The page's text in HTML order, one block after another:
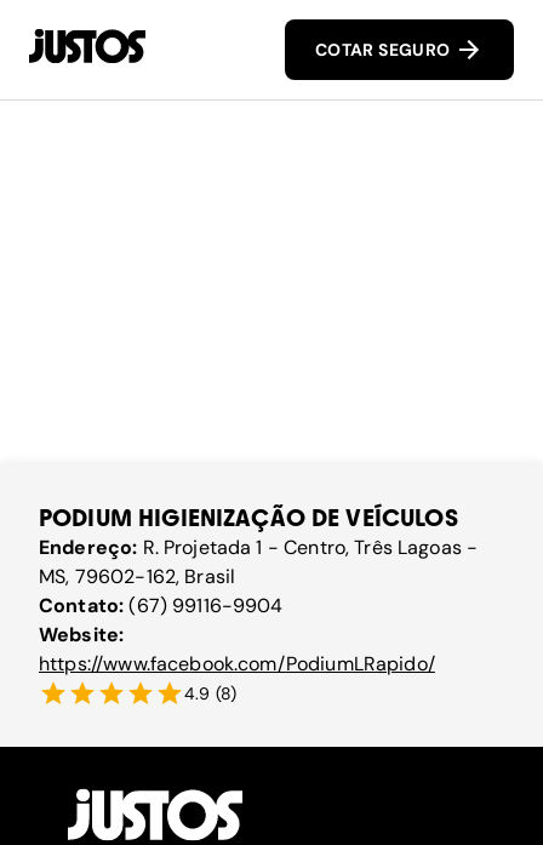
COTAR SEGURO
PODIUM HIGIENIZAÇÃO DE VEÍCULOS
Endereço: R. Projetada 1 - Centro, Três Lagoas -
MS, 79602-162, Brasil
Contato:(67) 99116-9904
Website:
https://www.facebook.com/PodiumLRapido/
4.9 (8)